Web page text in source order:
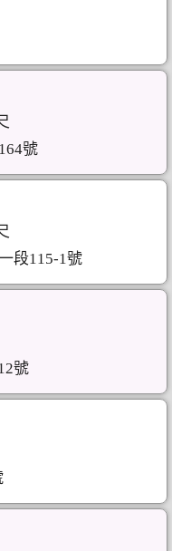
號
段115-1號
號